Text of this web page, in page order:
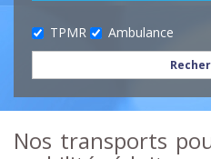
TPMR Ambulance
Nos transports